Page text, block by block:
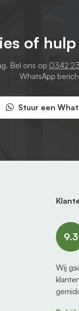
of
Bel ons op 0342
WhatsApp
Stuur een
9.3
Wij